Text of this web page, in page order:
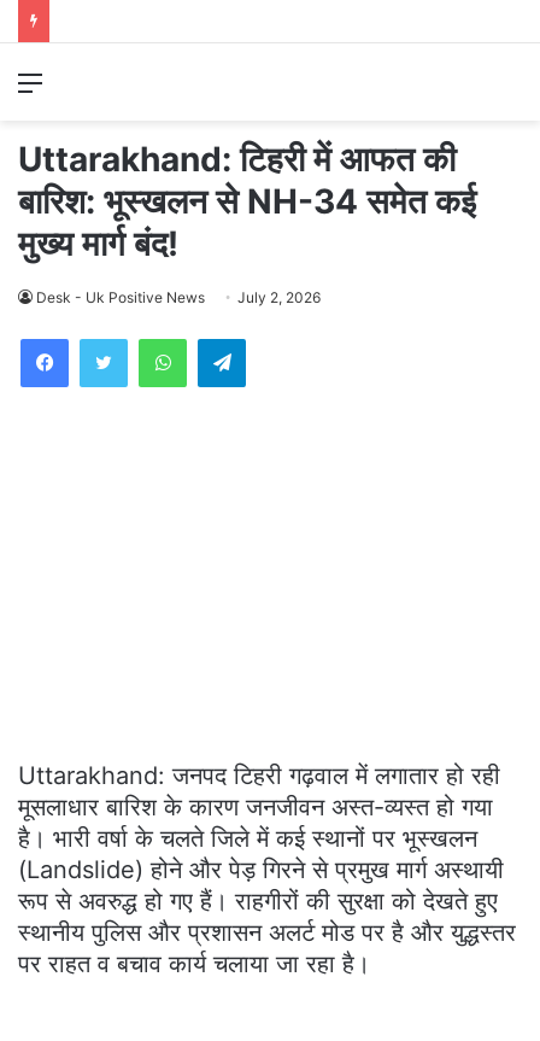
Menu
Uttarakhand: टिहरी में आफत की
बारिश: भूस्खलन से NH-34 समेत कई
मुख्य मार्ग बंद!
Desk - Uk Positive News July 2, 2026
WhatsAppTelegram
Uttarakhand: जनपद टिहरी गढ़वाल में लगातार हो रही
मूसलाधार बारिश के कारण जनजीवन अस्त-व्यस्त हो गया
है। भारी वर्षा के चलते जिले में कई स्थानों पर भूस्खलन
(Landslide) होने और पेड़ गिरने से प्रमुख मार्ग अस्थायी
रूप से अवरुद्ध हो गए हैं। राहगीरों की सुरक्षा को देखते हुए
स्थानीय पुलिस और प्रशासन अलर्ट मोड पर है और युद्धस्तर
पर राहत व बचाव कार्य चलाया जा रहा है।